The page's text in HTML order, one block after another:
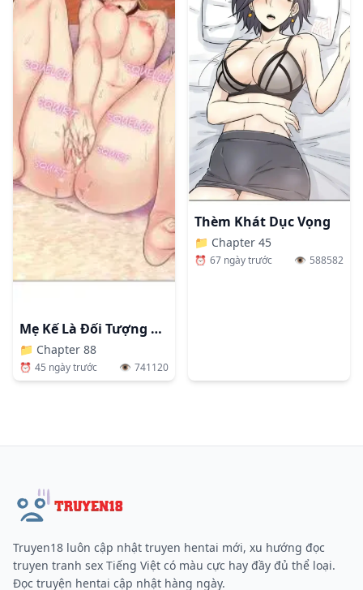
Mẹ Kế Là Đối Tượng Làm Tình Của Tôi
📁 Chapter 88
⏰ 45 ngày trước 👁️ 741120
Thèm Khát Dục Vọng
📁 Chapter 45
⏰ 67 ngày trước 👁️ 588582
Truyen18 luôn cập nhật truyen hentai mới, xu hướng đọc
truyen tranh sex Tiếng Việt có màu cực hay đầy đủ thể loại.
Đọc truyện hentai cập nhật hàng ngày.